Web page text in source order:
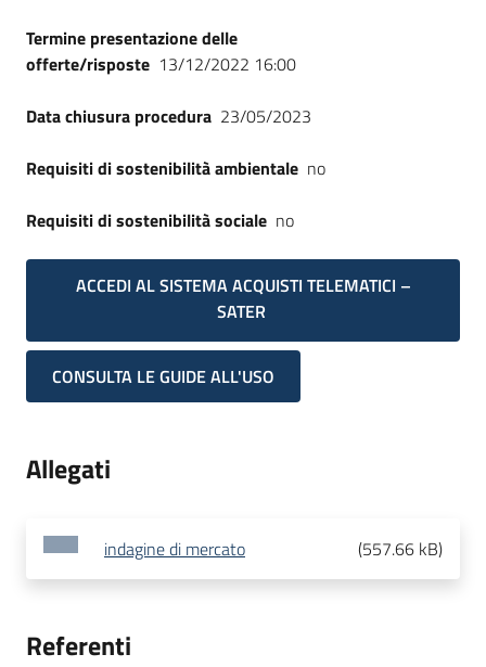
Termine presentazione delle
offerte/risposte 13/12/2022 16:00
Data chiusura procedura 23/05/2023
Requisiti di sostenibilità ambientale no
Requisiti di sostenibilità sociale no
ACCEDI AL SISTEMA ACQUISTI TELEMATICI –
SATER
CONSULTA LE GUIDE ALL'USO
Allegati
indagine di mercato (557.66 kB)
Referenti